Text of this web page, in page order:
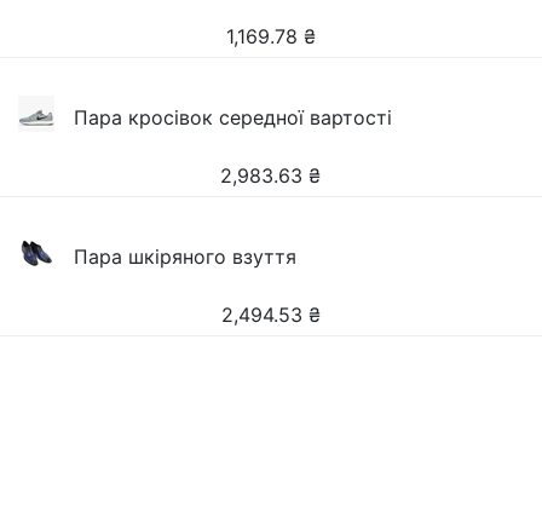
1,169.78 ₴
Пара кросівок середної вартості
2,983.63 ₴
Пара шкіряного взуття
2,494.53 ₴